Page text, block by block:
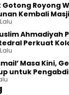
Royong
Kembali
Sukapura
Ahmadiyah
Perkuat
Masa Kini,
untuk